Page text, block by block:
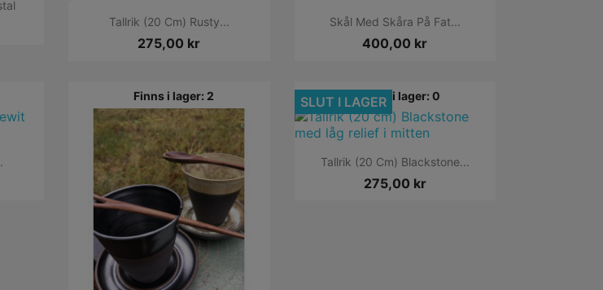
Snabbvy
Tallrik (20 Cm) Rusty...
275,00 kr
Snabbvy
Skål Med Skåra På Fat...
400,00 kr
Finns i lager: 2 Finns i lager: 0
 Snabbvy
Tallrik (20 Cm) Blackstone...
275,00 kr
SLUT I LAGER